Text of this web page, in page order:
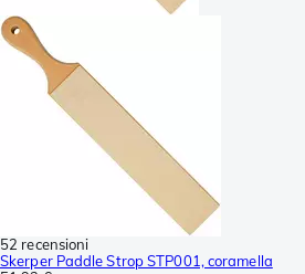
52 recensioni
Skerper Paddle Strop STP001, coramella